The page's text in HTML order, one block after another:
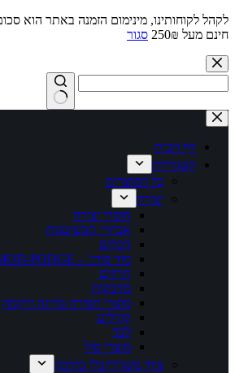
חינם מעל 250₪
סגור
Skip
to
content
No
results
דף הבית
קטגוריות
כל המוצרים
יצירה
חומרי יצירה
אביזרי תכשיטנות
דבקים
מוד פודג' – MOD-PODGE
חרוזים
מדבקות
מוצרי תפירה סריגה ורקמה
קווילינג
לבד
מוצרי סול
ציוד משרדי/כלי כתיבה